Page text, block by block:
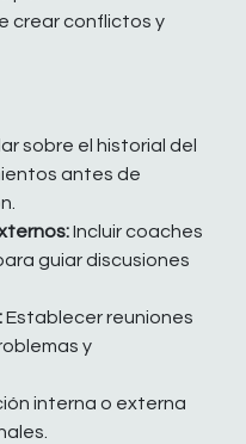
crear conflictos y
sobre el historial del
antes de
Incluir coaches
guiar discusiones
Establecer reuniones
y
interna o externa